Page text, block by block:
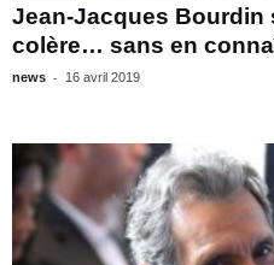
Jean-Jacques Bourdin
colère… sans en
news - 16 avril 2019